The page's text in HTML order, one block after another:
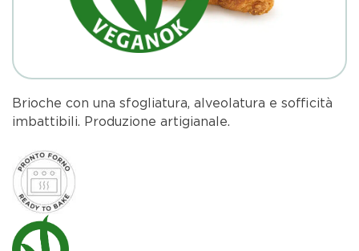
Brioche con una sfogliatura, alveolatura e sofficità
imbattibili. Produzione artigianale.